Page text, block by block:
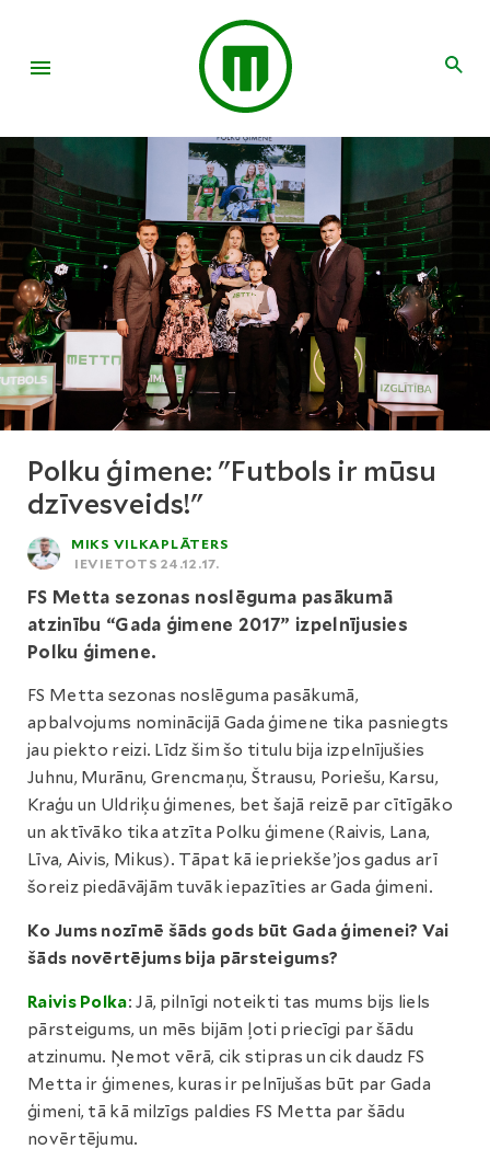
Polku ģimene: "Futbols ir mūsu
dzīvesveids!"
MIKS VILKAPLĀTERS
IEVIETOTS 24.12.17.
FS Metta sezonas noslēguma pasākumā
atzinību “Gada ģimene 2017” izpelnījusies
Polku ģimene.
FS Metta sezonas noslēguma pasākumā,
apbalvojums nominācijā Gada ģimene tika pasniegts
jau piekto reizi. Līdz šim šo titulu bija izpelnījušies
Juhnu, Murānu, Grencmaņu, Štrausu, Poriešu, Karsu,
Kraģu un Uldriķu ģimenes, bet šajā reizē par cītīgāko
un aktīvāko tika atzīta Polku ģimene (Raivis, Lana,
Līva, Aivis, Mikus). Tāpat kā iepriekše’jos gadus arī
šoreiz piedāvājām tuvāk iepazīties ar Gada ģimeni.
Ko Jums nozīmē šāds gods būt Gada ģimenei? Vai
šāds novērtējums bija pārsteigums?
Raivis Polka: Jā, pilnīgi noteikti tas mums bijs liels
pārsteigums, un mēs bijām ļoti priecīgi par šādu
atzinumu. Ņemot vērā, cik stipras un cik daudz FS
Metta ir ģimenes, kuras ir pelnījušas būt par Gada
ģimeni, tā kā milzīgs paldies FS Metta par šādu
novērtējumu.